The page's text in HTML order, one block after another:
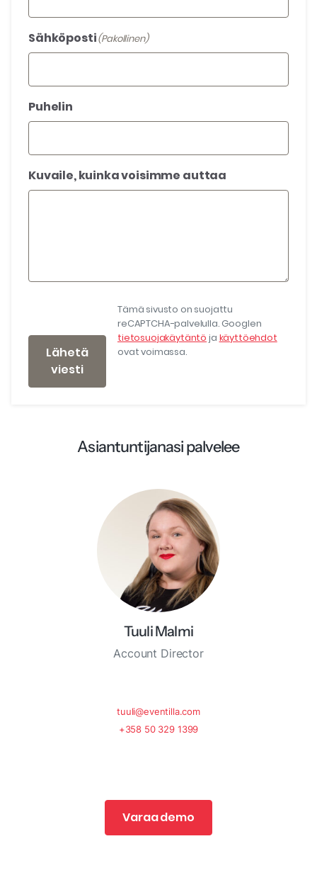
Sähköposti(Pakollinen)
Puhelin
Kuvaile, kuinka voisimme auttaa
Lähetä
viesti
Tämä sivusto on suojattu
reCAPTCHA-palvelulla. Googlen
tietosuojakäytäntö ja käyttöehdot
ovat voimassa.
Asiantuntijanasi palvelee
Tuuli Malmi
Account Director
tuuli@eventilla.com
+358 50 329 1399
Varaa demo